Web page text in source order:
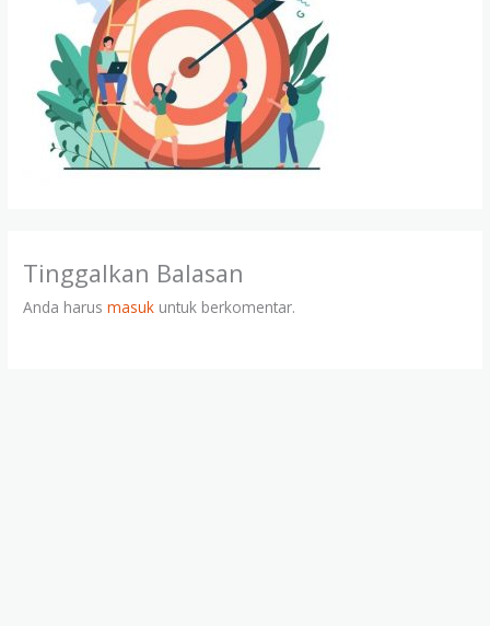
Tinggalkan Balasan
Anda harusmasuk untuk berkomentar.